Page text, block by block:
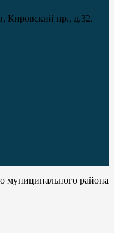
Кировский пр., д.32.
муниципального района